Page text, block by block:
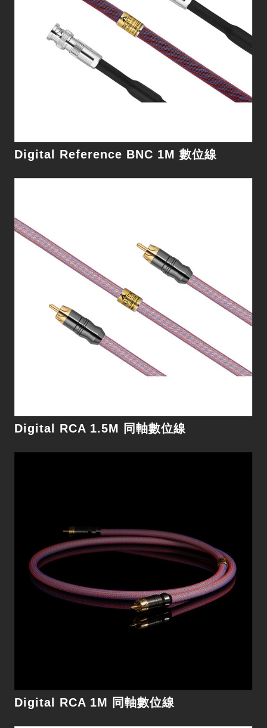
Digital Reference BNC 1M 數位線
Digital RCA 1.5M 同軸數位線
Digital RCA 1M 同軸數位線
Digital RCA 1M 同軸數位線